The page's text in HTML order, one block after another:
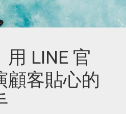
用 LINE 官
顧客貼心的